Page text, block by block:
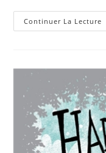
Continuer La Lecture